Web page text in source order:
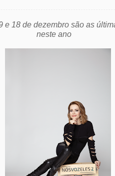
e 18 de dezembro são as
neste ano